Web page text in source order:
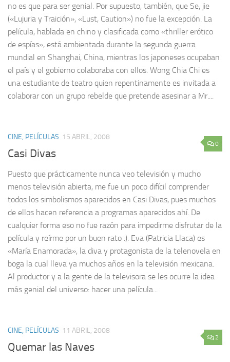
no es que para ser genial. Por supuesto, también, que Se, jie
(«Lujuria y Traición», «Lust, Caution») no fue la excepción. La
película, hablada en chino y clasificada como «thriller erótico
de espías», está ambientada durante la segunda guerra
mundial en Shanghai, China, mientras los japoneses ocupaban
el país y el gobierno colaboraba con ellos. Wong Chia Chi es
una estudiante de teatro quien repentinamente es invitada a
colaborar con un grupo rebelde que pretende asesinar a Mr....
0
CINE, PELÍCULAS 15 ABRIL, 2008
Casi Divas
Puesto que prácticamente nunca veo televisión y mucho
menos televisión abierta, me fue un poco difícil comprender
todos los simbolismos aparecidos en Casi Divas, pues muchos
de ellos hacen referencia a programas aparecidos ahí. De
cualquier forma eso no fue razón para impedirme disfrutar de la
película y reírme por un buen rato :). Eva (Patricia Llaca) es
«María Enamorada», la diva y protagonista de la telenovela en
boga la cual lleva ya muchos años en la televisión mexicana.
Al productor y a la gente de la televisora se les ocurre la idea
más genial del universo: hacer una película...
2
CINE, PELÍCULAS 11 ABRIL, 2008
Quemar las Naves